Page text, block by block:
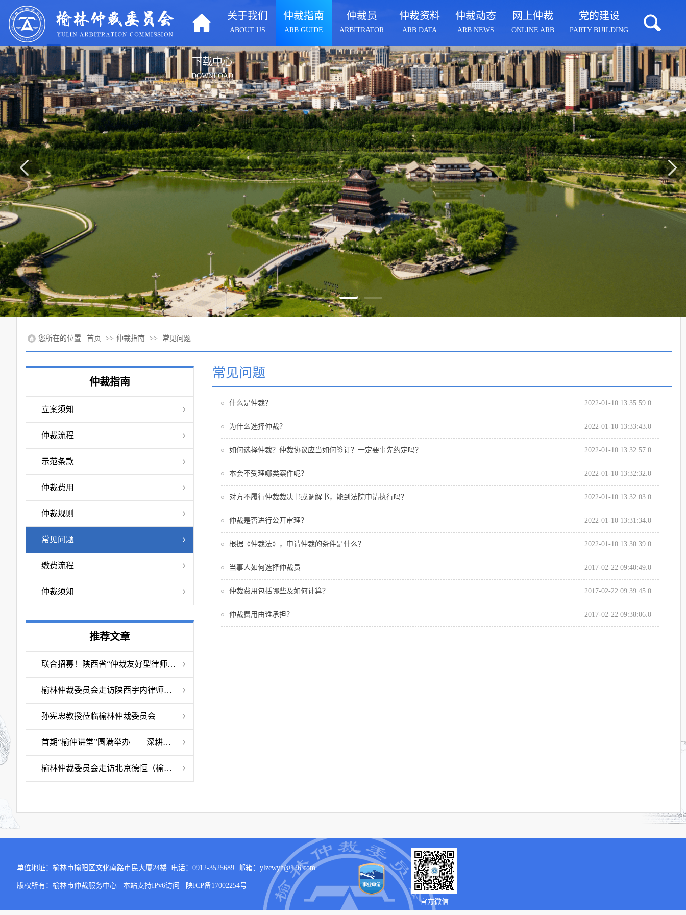
关于我们
ABOUT US
仲裁指南
ARB GUIDE
仲裁员
ARBITRATOR
仲裁资料
ARB DATA
仲裁动态
ARB NEWS
网上仲裁
ONLINE ARB
党的建设
PARTY BUILDING
下载中心
DOWNLOAD
您所在的位置 首页 >> 仲裁指南 >> 常见问题
仲裁指南
立案须知
仲裁流程
示范条款
仲裁费用
仲裁规则
常见问题
缴费流程
仲裁须知
推荐文章
联合招募！陕西省“仲裁友好型律师事务所”申报启动
榆林仲裁委员会走访陕西宇内律师事务所
孙宪忠教授莅临榆林仲裁委员会
首期“榆仲讲堂”圆满举办——深耕法治沃土 赋能营商环境
榆林仲裁委员会走访北京德恒（榆林）律师事务所
常见问题
2022-01-10 13:35:59.0
什么是仲裁？
2022-01-10 13:33:43.0
为什么选择仲裁？
2022-01-10 13:32:57.0
如何选择仲裁？仲裁协议应当如何签订？一定要事先约定吗？
2022-01-10 13:32:32.0
本会不受理哪类案件呢？
2022-01-10 13:32:03.0
对方不履行仲裁裁决书或调解书，能到法院申请执行吗？
2022-01-10 13:31:34.0
仲裁是否进行公开审理？
2022-01-10 13:30:39.0
根据《仲裁法》，申请仲裁的条件是什么？
2017-02-22 09:40:49.0
当事人如何选择仲裁员
2017-02-22 09:39:45.0
仲裁费用包括哪些及如何计算？
2017-02-22 09:38:06.0
仲裁费用由谁承担？
单位地址：榆林市榆阳区文化南路市民大厦24楼 电话：0912-3525689 邮箱：ylzcwyh@126.com
版权所有：榆林市仲裁服务中心 本站支持IPv6访问 陕ICP备17002254号
官方微信